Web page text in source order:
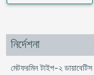
নির্দেশনা
মেটফরমিন টাইপ-২ ডায়াবেটিস